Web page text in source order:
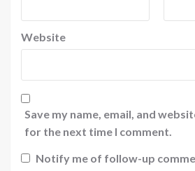
Website
Save my name, email, and
for the next time I comment.
Notify me of follow-up